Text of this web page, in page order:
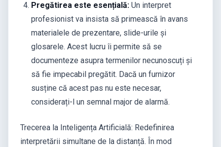
Pregătirea este esențială: Un interpret
profesionist va insista să primească în avans
materialele de prezentare, slide-urile și
glosarele. Acest lucru îi permite să se
documenteze asupra termenilor necunoscuți și
să fie impecabil pregătit. Dacă un furnizor
susține că acest pas nu este necesar,
considerați-l un semnal major de alarmă.
Trecerea la Inteligența Artificială: Redefinirea
interpretării simultane de la distanță. În mod